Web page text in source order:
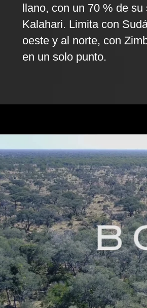
llano, con un 70 % de
Kalahari. Limita con
oeste y al norte, con
en un solo punto.